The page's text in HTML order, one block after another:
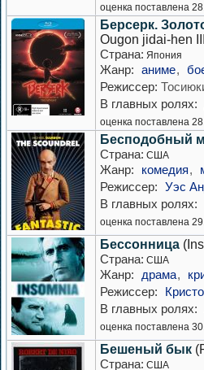
оценка поставлена
Берсерк.
Ougon jidai-hen
Страна: Япония
Жанр: аниме,
Режиссер:
В главных ролях:
оценка поставлена
Бесподобный
Страна: США
Жанр: комедия,
Режиссер: Уэс
В главных ролях:
оценка поставлена
Бессонница
Страна: США
Жанр: драма,
Режиссер:
В главных ролях:
оценка поставлена
Бешеный бык
Страна: США